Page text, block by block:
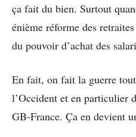
ça fait du bien. Surtout
énième réforme des
du pouvoir d’achat des
En fait, on fait la guerre
l’Occident et en
GB-France. Ça en devient